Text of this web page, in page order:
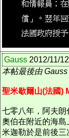
Gauss 2012/11/
本帖最後由
聖米歇爾山(法國)
七零八年，阿夫
奧伯在附近的海島
米迦勒於是前後